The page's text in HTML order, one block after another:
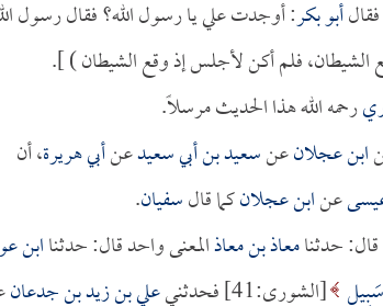
أبو بكر: أوجدت علي يا رسول الله؟ فقال رسول
الشيطان، فلم أكن لأجلس إذ وقع الشيطان ) ].
رحمه الله هذا الحديث مرسلاً.
ابن عجلانعنسعيد بن أبي سعيدعنأبي هريرة، أن
عنابن عجلانكما قالسفيان.
قال: حدثنامعاذ بن معاذالمعنى واحد قال: حدثناابن
[الشورى:41] فحدثني علي بن زيد بن جدعان